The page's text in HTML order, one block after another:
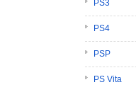
PS3
PS4
PSP
PS Vita